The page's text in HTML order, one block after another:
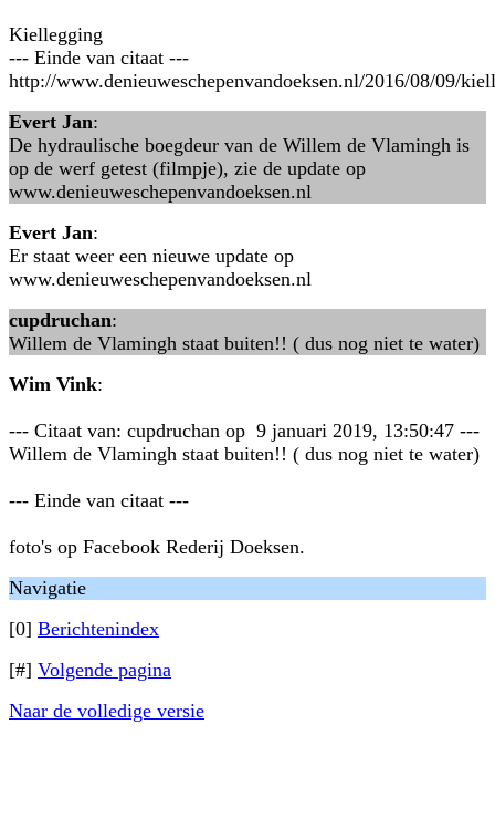
Kiellegging
--- Einde van citaat ---
http://www.denieuweschepenvandoeksen.nl/2016/08/09/
Evert Jan:
De hydraulische boegdeur van de Willem de Vlamingh is
op de werf getest (filmpje), zie de update op
www.denieuweschepenvandoeksen.nl
Evert Jan:
Er staat weer een nieuwe update op
www.denieuweschepenvandoeksen.nl
cupdruchan:
Willem de Vlamingh staat buiten!! ( dus nog niet te water)
Wim Vink:
--- Citaat van: cupdruchan op 9 januari 2019, 13:50:47 ---
Willem de Vlamingh staat buiten!! ( dus nog niet te water)
--- Einde van citaat ---
foto's op Facebook Rederij Doeksen.
Navigatie
[0] Berichtenindex
[#] Volgende pagina
Naar de volledige versie